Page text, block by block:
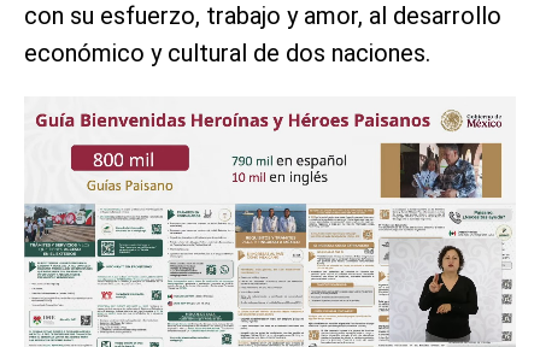
con su esfuerzo, trabajo y amor, al desarrollo
económico y cultural de dos naciones.